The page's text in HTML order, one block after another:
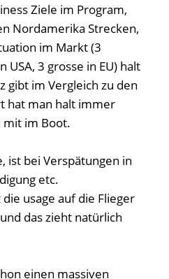
Ziele im Program,
Nordamerika Strecken,
im Markt (3
USA, 3 grosse in EU) halt
gibt im Vergleich zu den
hat man halt immer
mit im Boot.
ist bei Verspätungen in
etc.
usage auf die Flieger
das zieht natürlich
einen massiven